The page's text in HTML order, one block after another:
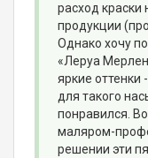
расход
продукции
Однако хочу
«Леруа
яркие оттенки
для такого
понравился.
маляром-
решении эти